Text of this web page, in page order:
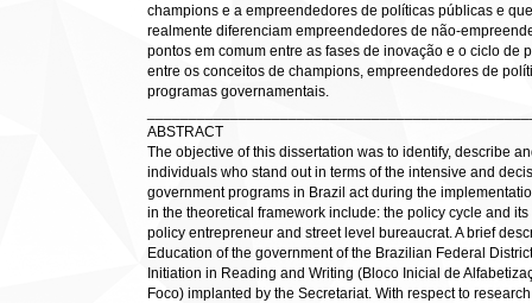
champions e a empreendedores de políticas públicas e
realmente diferenciam empreendedores de não-
pontos em comum entre as fases de inovação e o ciclo de
entre os conceitos de champions, empreendedores de
programas governamentais.
ABSTRACT
The objective of this dissertation was to identify, describe
individuals who stand out in terms of the intensive and
government programs in Brazil act during the
in the theoretical framework include: the policy cycle and
policy entrepreneur and street level bureaucrat. A brief
Education of the government of the Brazilian Federal
Initiation in Reading and Writing (Bloco Inicial de
Foco) implanted by the Secretariat. With respect to